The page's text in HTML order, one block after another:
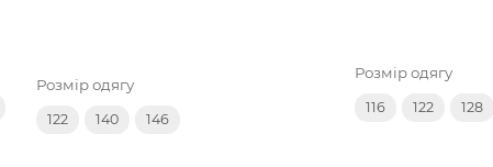
Розмір одягу
122 140 146
Розмір одягу
116 122 128